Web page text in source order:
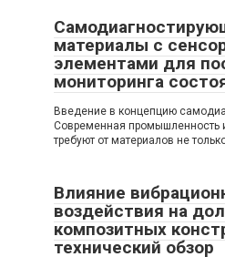
материалы с
элементами для
мониторинга
Введение в концепцию
Современная промышленность
требуют от материалов не
Влияние
воздействия на
композитных
технический обзор